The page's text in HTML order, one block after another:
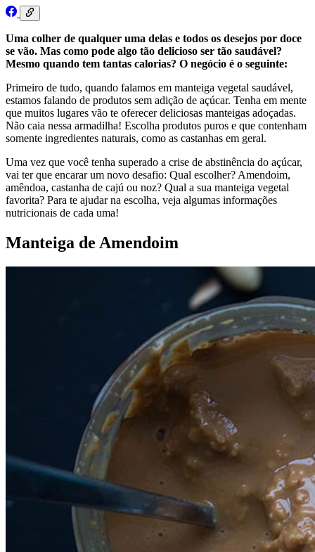
Uma colher de qualquer uma delas e todos os desejos por doce
se vão. Mas como pode algo tão delicioso ser tão saudável?
Mesmo quando tem tantas calorias? O negócio é o seguinte:
Primeiro de tudo, quando falamos em manteiga vegetal saudável,
estamos falando de produtos sem adição de açúcar. Tenha em mente
que muitos lugares vão te oferecer deliciosas manteigas adoçadas.
Não caia nessa armadilha! Escolha produtos puros e que contenham
somente ingredientes naturais, como as castanhas em geral.
Uma vez que você tenha superado a crise de abstinência do açúcar,
vai ter que encarar um novo desafio: Qual escolher? Amendoim,
amêndoa, castanha de cajú ou noz? Qual a sua manteiga vegetal
favorita? Para te ajudar na escolha, veja algumas informações
nutricionais de cada uma!
Manteiga de Amendoim